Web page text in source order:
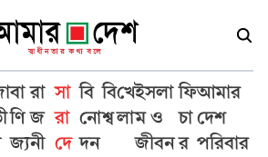
বা
ণি
জ্য
রা
জ
নী
সা
রা
দে
বি
নো
দন
বি
শ্ব
খে
লা
ইসলা
ম ও
জীবন
ফি
চা
র
আমার
দেশ
পরিবার